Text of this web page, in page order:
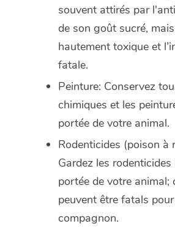
souvent attirés par
de son goût sucré,
hautement toxique et
fatale.
Peinture: Conservez
chimiques et les
portée de votre animal.
Rodenticides (poison à
Gardez les rodenticides
portée de votre animal;
peuvent être fatals
compagnon.